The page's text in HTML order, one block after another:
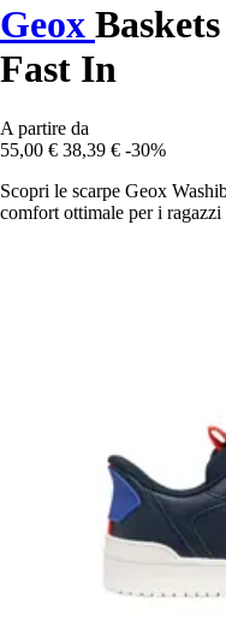
Geox
Fast In
A partire da
55,00 € 38,39 € -30%
Scopri le scarpe Geox
comfort ottimale per i